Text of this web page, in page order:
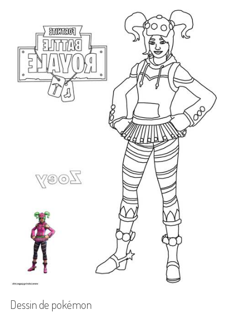
Dessin de pokémon